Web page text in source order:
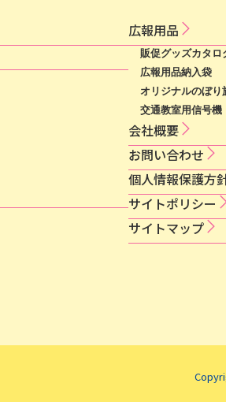
広​報​用​品​
販促グッズカタ
広報用品納入袋
オリジナルのぼり
交通教室用信号機
会社概要
お問い合わせ
個​人​情​報​保​護​方​
サ​イ​ト​ポ​リ​シ​ー​
サイトマップ